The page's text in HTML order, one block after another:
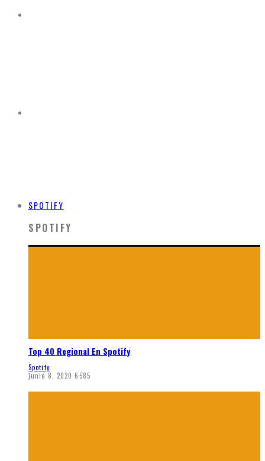
SPOTIFY
SPOTIFY
Top 40 Regional En Spotify
Spotify
junio 8, 2020 6585